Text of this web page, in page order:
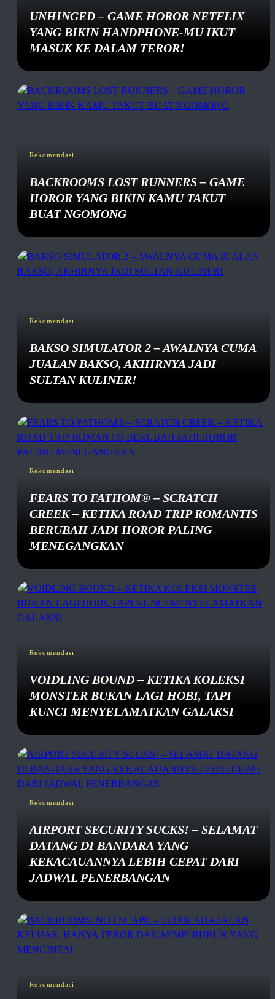
UNHINGED – GAME HOROR NETFLIX
YANG BIKIN HANDPHONE-MU IKUT
MASUK KE DALAM TEROR!
Rekomendasi
BACKROOMS LOST RUNNERS – GAME
HOROR YANG BIKIN KAMU TAKUT
BUAT NGOMONG
Rekomendasi
BAKSO SIMULATOR 2 – AWALNYA CUMA
JUALAN BAKSO, AKHIRNYA JADI
SULTAN KULINER!
Rekomendasi
FEARS TO FATHOM® – SCRATCH
CREEK – KETIKA ROAD TRIP ROMANTIS
BERUBAH JADI HOROR PALING
MENEGANGKAN
Rekomendasi
VOIDLING BOUND – KETIKA KOLEKSI
MONSTER BUKAN LAGI HOBI, TAPI
KUNCI MENYELAMATKAN GALAKSI
Rekomendasi
AIRPORT SECURITY SUCKS! – SELAMAT
DATANG DI BANDARA YANG
KEKACAUANNYA LEBIH CEPAT DARI
JADWAL PENERBANGAN
Rekomendasi